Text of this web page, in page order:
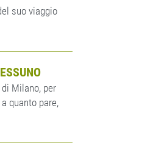
suo viaggio
Milano, per
quanto pare,